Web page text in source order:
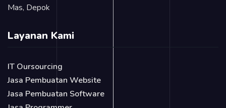
Mas, Depok
Layanan Kami
IT Oursourcing
Jasa Pembuatan Website
Jasa Pembuatan Software